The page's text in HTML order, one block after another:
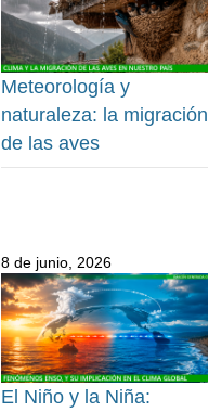
Meteorología y
naturaleza: la migración
de las aves
8 de junio, 2026
El Niño y la Niña: